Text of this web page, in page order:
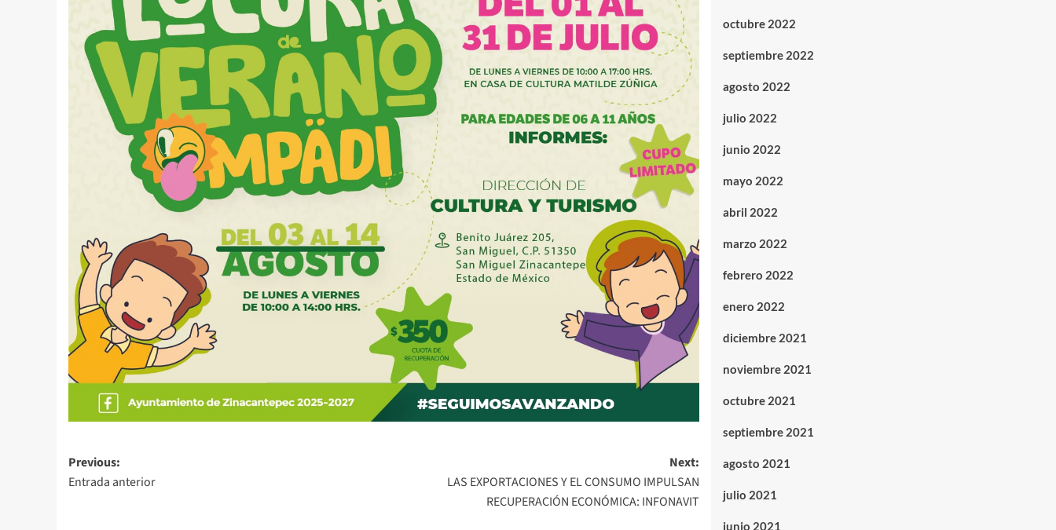
Post
navigation
Previous:
Entrada anterior
Next:
LAS EXPORTACIONES Y EL CONSUMO IMPULSAN
RECUPERACIÓN ECONÓMICA: INFONAVIT
octubre 2022
septiembre 2022
agosto 2022
julio 2022
junio 2022
mayo 2022
abril 2022
marzo 2022
febrero 2022
enero 2022
diciembre 2021
noviembre 2021
octubre 2021
septiembre 2021
agosto 2021
julio 2021
junio 2021